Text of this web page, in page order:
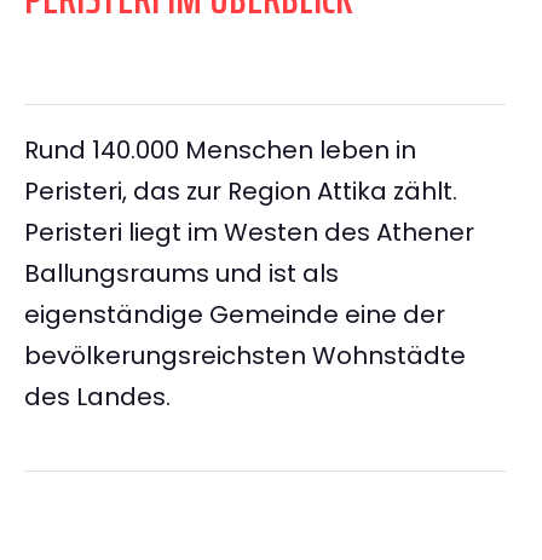
Rund 140.000 Menschen leben in
Peristeri, das zur Region Attika zählt.
Peristeri liegt im Westen des Athener
Ballungsraums und ist als
eigenständige Gemeinde eine der
bevölkerungsreichsten Wohnstädte
des Landes.